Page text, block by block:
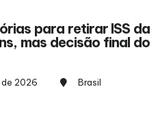
para retirar ISS da
mas decisão final do
2026
Brasil